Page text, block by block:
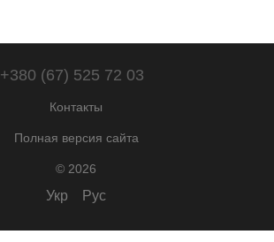
+380 (67) 525 72 03
Контакты
Полная версия сайта
© 2026
Укр Рус